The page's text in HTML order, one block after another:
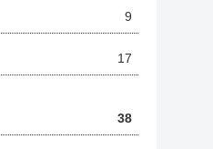
9
17
38